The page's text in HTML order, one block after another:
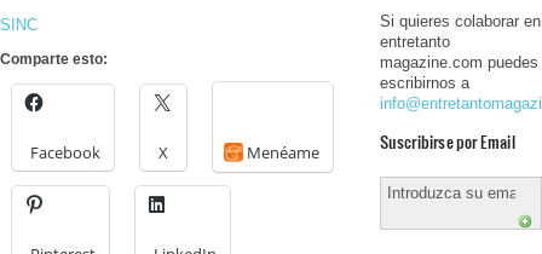
SINC
Comparte esto:
Facebook X Menéame
Si quieres colaborar en
entretanto
magazine.com puedes
escribirnos a
Suscribirse por Email